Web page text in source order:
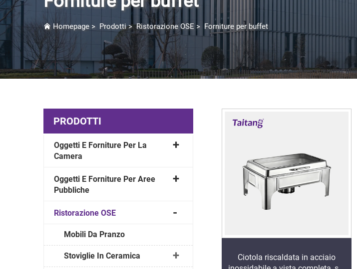
Homepage > Prodotti>Ristorazione OSE > Forniture per buffet
PRODOTTI
Oggetti E Forniture Per La
Camera
Oggetti E Forniture Per Aree
Pubbliche
Ristorazione OSE
Mobili Da Pranzo
Stoviglie In Ceramica
Ciotola riscaldata in acciaio